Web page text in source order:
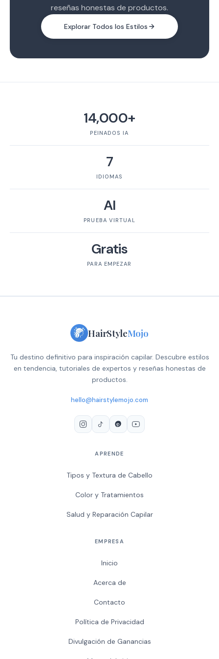
reseñas honestas de productos.
Explorar Todos los Estilos
14,000+
PEINADOS IA
7
IDIOMAS
AI
PRUEBA VIRTUAL
Gratis
PARA EMPEZAR
HairStyleMojo
Tu destino definitivo para inspiración capilar. Descubre estilos
en tendencia, tutoriales de expertos y reseñas honestas de
productos.
hello@hairstylemojo.com
APRENDE
Tipos y Textura de Cabello
Color y Tratamientos
Salud y Reparación Capilar
EMPRESA
Inicio
Acerca de
Contacto
Política de Privacidad
Divulgación de Ganancias